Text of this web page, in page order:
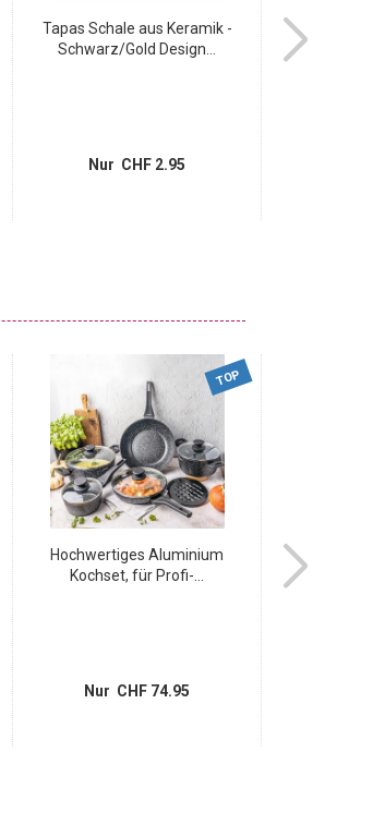
Tapas Schale aus Keramik -
Schwarz/Gold Design...
Nur CHF 2.95
Servierset
TOP
Hochwertiges Aluminium
Kochset, für Profi-...
Nur CHF 74.95